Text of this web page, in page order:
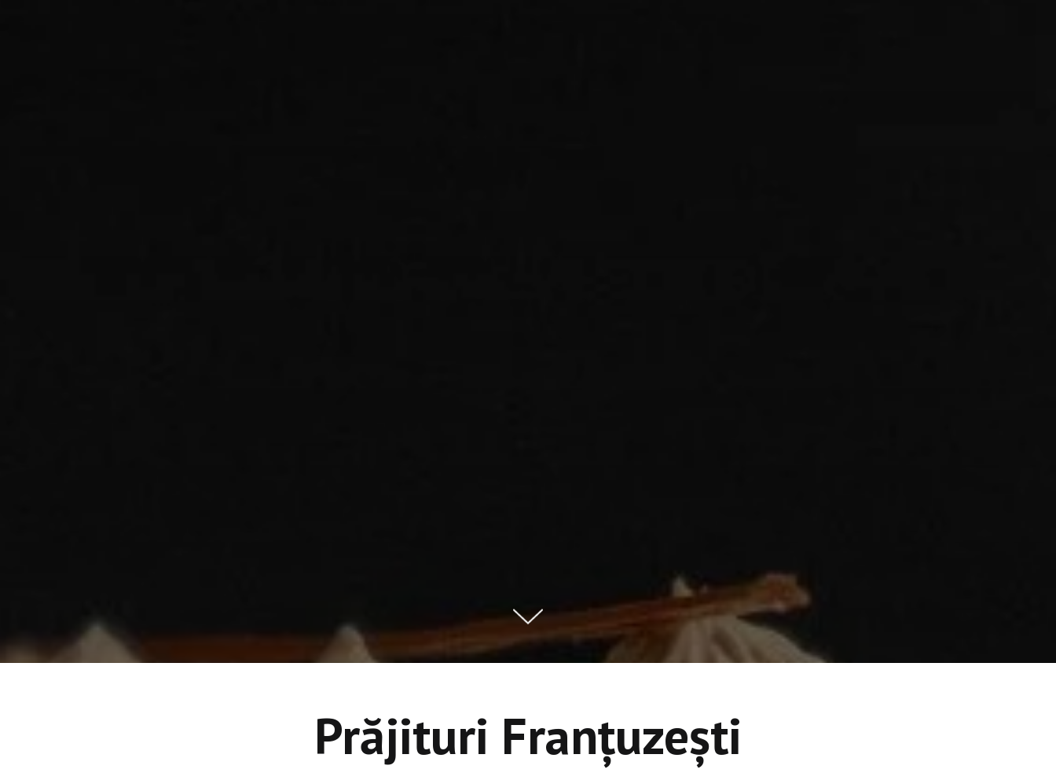
Prăjituri Franțuzești